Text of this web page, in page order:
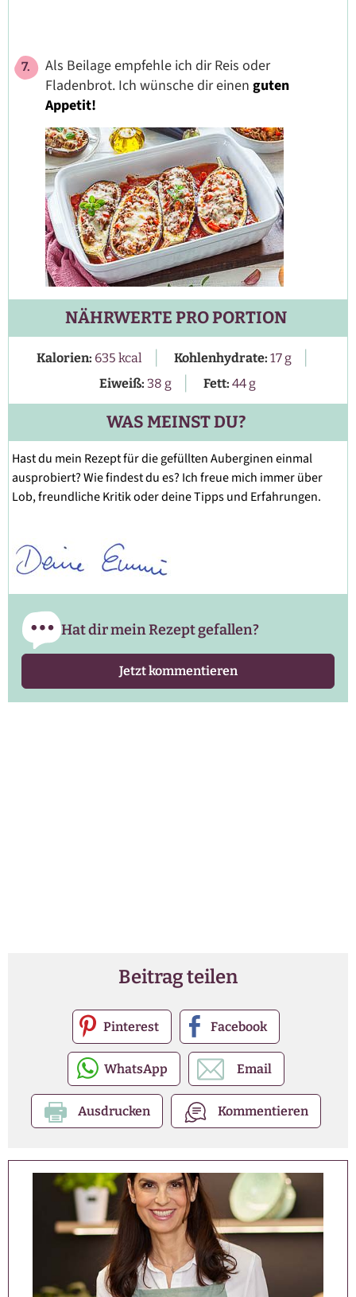
Als Beilage empfehle ich dir Reis oder
Fladenbrot. Ich wünsche dir einen guten
Appetit!
NÄHRWERTE PRO PORTION
Kalorien: 635 kcal | Kohlenhydrate: 17g |
Eiweiß: 38 g | Fett: 44g
WAS MEINST DU?
Hast du mein Rezept für die gefüllten Auberginen einmal
ausprobiert? Wie findest du es? Ich freue mich immer über
Lob, freundliche Kritik oder deine Tipps und Erfahrungen.
Hat dir mein Rezept gefallen?
Jetzt kommentieren
Beitrag teilen
Pinterest Facebook
WhatsApp Email
Ausdrucken Kommentieren